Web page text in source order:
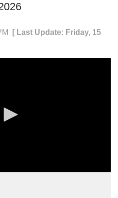
[ Last Update: Friday, 15